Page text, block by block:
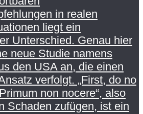
in realen
liegt ein
Unterschied. Genau hier
neue Studie namens
den USA an, die einen
verfolgt. „First, do no
non nocere“, also
Schaden zufügen, ist ein